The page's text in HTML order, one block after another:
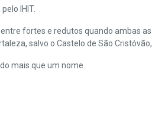
IHIT.
fortes e redutos quando ambas
salvo o Castelo de São Cristóvão,
mais que um nome.